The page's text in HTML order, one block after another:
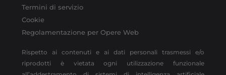
Termini di servizio
Cookie
Regolamentazione per Opere Web
Rispetto ai contenuti e ai dati personali trasmessi e/o
riprodotti è vietata ogni utilizzazione funzionale